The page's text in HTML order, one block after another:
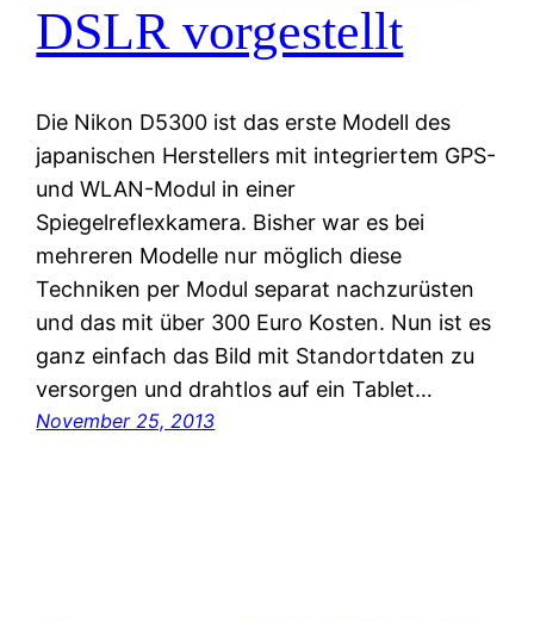
DSLR vorgestellt
Die Nikon D5300 ist das erste Modell des
japanischen Herstellers mit integriertem GPS-
und WLAN-Modul in einer
Spiegelreflexkamera. Bisher war es bei
mehreren Modelle nur möglich diese
Techniken per Modul separat nachzurüsten
und das mit über 300 Euro Kosten. Nun ist es
ganz einfach das Bild mit Standortdaten zu
versorgen und drahtlos auf ein Tablet…
November 25, 2013